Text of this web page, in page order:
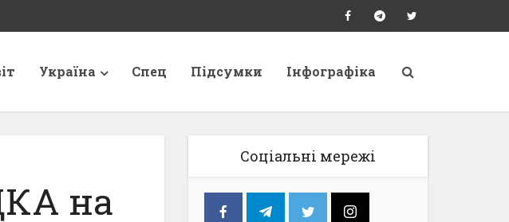
Україна Спец Підсумки Інфографіка
на
Соціальні мережі